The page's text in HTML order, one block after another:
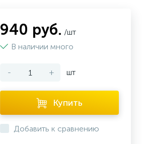
940 руб. /шт
В наличии много
- + шт
Купить
Добавить к сравнению